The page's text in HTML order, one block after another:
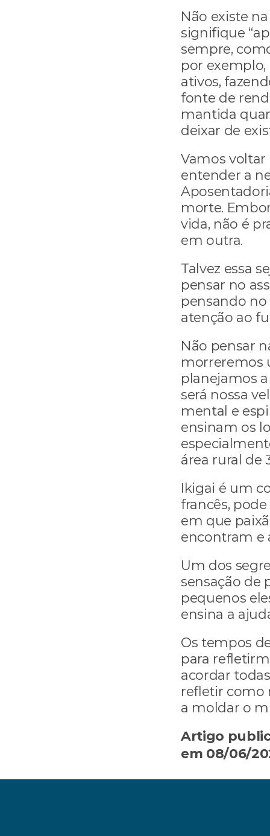
Não existe
signifique
sempre,
por
ativos,
fonte de
mantida
deixar de
Vamos
entender a
morte.
vida, não é
em outra.
Talvez essa
pensar no
pensando
atenção ao
Não pensar
morreremos
planejamos
será nossa
mental e
ensinam os
área rural de
Ikigai é um
francês,
em que
encontram e
Um dos
sensação de
pequenos
ensina a
Os tempos
para
acordar
refletir como
a moldar o
Artigo
em 08/06/